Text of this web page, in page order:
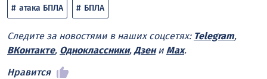
атака БПЛА БПЛА
Следите за новостями в наших соцсетях: Telegram,
ВКонтакте, Одноклассники, Дзени Max.
Нравится